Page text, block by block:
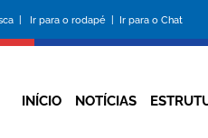
| Ir para o rodapé | Ir para o Chat
INÍCIO NOTÍCIAS